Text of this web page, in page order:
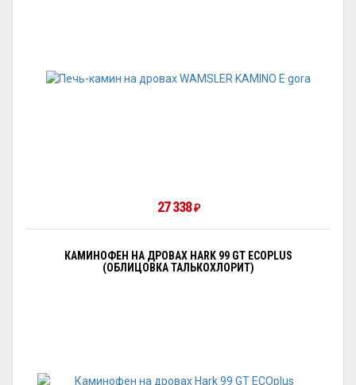
27 338₽
КАМИНОФЕН НА ДРОВАХ HARK 99 GT ECOPLUS
(ОБЛИЦОВКА ТАЛЬКОХЛОРИТ)